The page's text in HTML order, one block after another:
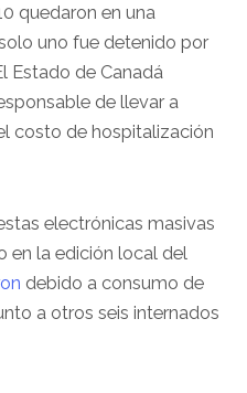
quedaron en una
uno fue detenido por
Estado de Canadá
de llevar a
costo de hospitalización
electrónicas masivas
en la edición local del
debido a consumo de
a otros seis internados